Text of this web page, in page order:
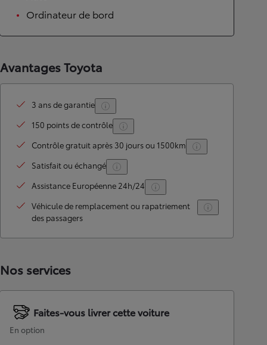
Ordinateur de bord
Avantages Toyota
3 ans de garantie
150 points de contrôle
Contrôle gratuit après 30 jours ou 1500km
Satisfait ou échangé
Assistance Européenne 24h/24
Véhicule de remplacement ou rapatriement
des passagers
Nos services
Faites-vous livrer cette voiture
En option